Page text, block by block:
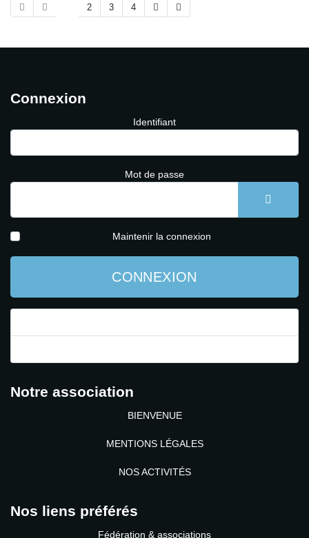
2 3 4
Connexion
Identifiant
Mot de passe
Maintenir la connexion
CONNEXION
Notre association
BIENVENUE
MENTIONS LÉGALES
NOS ACTIVITÉS
Nos liens préférés
Fédération & associations